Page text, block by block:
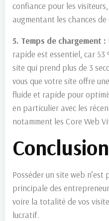
confiance pour les
augmentant les chances de
5. Temps de chargement :
rapide est essentiel, car
site qui prend plus de 3
vous que votre site offre
fluide et rapide pour
en particulier avec les
notamment les Core Web
Conclusion
Posséder un site web
principale des
voire la totalité de vos
lucratif.